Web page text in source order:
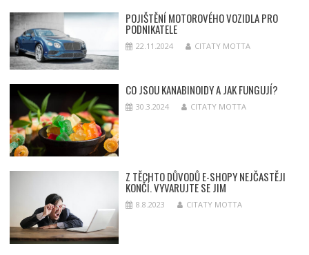
POJIŠTĚNÍ MOTOROVÉHO VOZIDLA PRO
PODNIKATELE
22.11.2024 CITATY MOTTA
CO JSOU KANABINOIDY A JAK FUNGUJÍ?
30.3.2024 CITATY MOTTA
Z TĚCHTO DŮVODŮ E-SHOPY NEJČASTĚJI
KONČÍ. VYVARUJTE SE JIM
8.8.2023 CITATY MOTTA